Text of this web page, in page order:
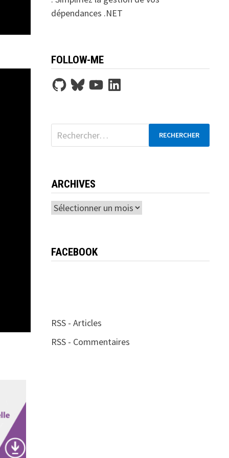
dépendances .NET
FOLLOW-ME
GitHubBlueskyYouTubeLinkedIn
Rechercher :
ARCHIVES
Archives
FACEBOOK
RSS - Articles
RSS - Commentaires